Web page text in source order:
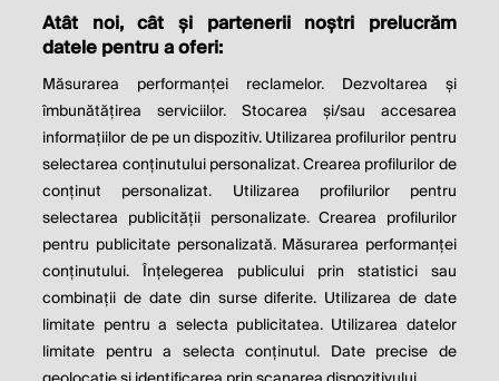
THE SOCIAL RESPONSIBILITY OF
BUSINESS IS TO INCREASE ITS
PROFITS.
Milton Friedman
© 2026 Profit.ro. Toate drepturile rezervate.
Dezvoltat de1616.ro
Contact Publicitate Despre noi
Politica de cookie Politica de
confidențialitate
Atât noi, cât și partenerii noștri prelucrăm
datele pentru a oferi:
Măsurarea performanței reclamelor. Dezvoltarea și
îmbunătățirea serviciilor. Stocarea și/sau accesarea
informațiilor de pe un dispozitiv. Utilizarea profilurilor pentru
selectarea conținutului personalizat. Crearea profilurilor de
conținut personalizat. Utilizarea profilurilor pentru
selectarea publicității personalizate. Crearea profilurilor
pentru publicitate personalizată. Măsurarea performanței
conținutului. Înțelegerea publicului prin statistici sau
combinații de date din surse diferite. Utilizarea de date
limitate pentru a selecta publicitatea. Utilizarea datelor
limitate pentru a selecta conținutul. Date precise de